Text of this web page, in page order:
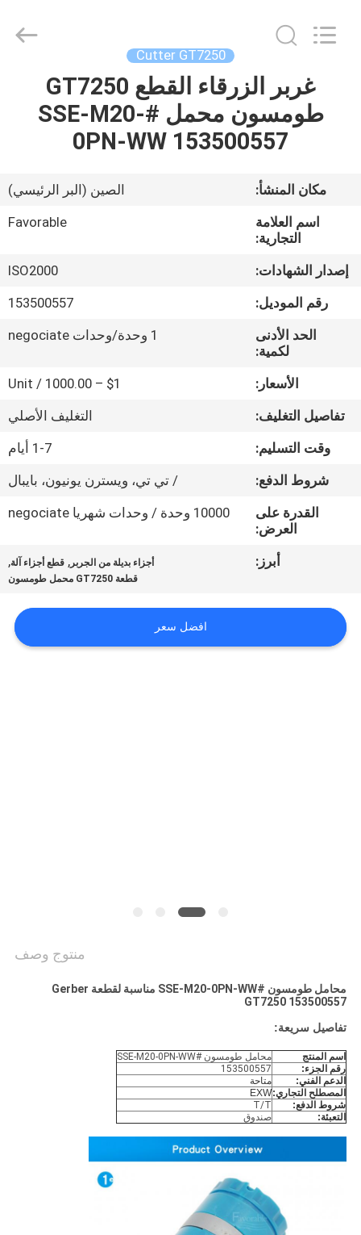
الصفحة
الرئيسية
معلومات
جولة
مراقبة
الجودة
اتصل
اطلب
اقتباس
EQUIPMENT
CO.,LTD.
Cutter GT7250
غربر الزرقاء القطع GT7250
طومسون محمل #SSE-M20-
0PN-WW 153500557
مكان المنشأ:
الصين (البر الرئيسي)
اسم العلامة
التجارية:
Favorable
إصدار الشهادات:
ISO2000
رقم الموديل:
153500557
الحد الأدنى
لكمية:
1 وحدة/وحدات negociate
الأسعار:
$1 – 1000.00 / Unit
تفاصيل التغليف:
التغليف الأصلي
وقت التسليم:
1-7 أيام
شروط الدفع:
/ تي تي، ويسترن يونيون، بايبال
القدرة على
العرض:
10000 وحدة / وحدات شهريا negociate
أبرز: أجزاء بديلة من الجربر , قطع أجزاء آلة,
قطعة GT7250 محمل طومسون
افضل سعر
منتوج وصف
محامل طومسون #SSE-M20-0PN-WW مناسبة لقطعة Gerber
GT7250 153500557
تفاصيل سريعة:
اسم المنتج
محامل طومسون #SSE-M20-0PN-WW
رقم الجزء:
153500557
الدعم الفني:
متاحة
المصطلح التجاري:EXW
شروط الدفع:
T/T
التعبئة:
صندوق